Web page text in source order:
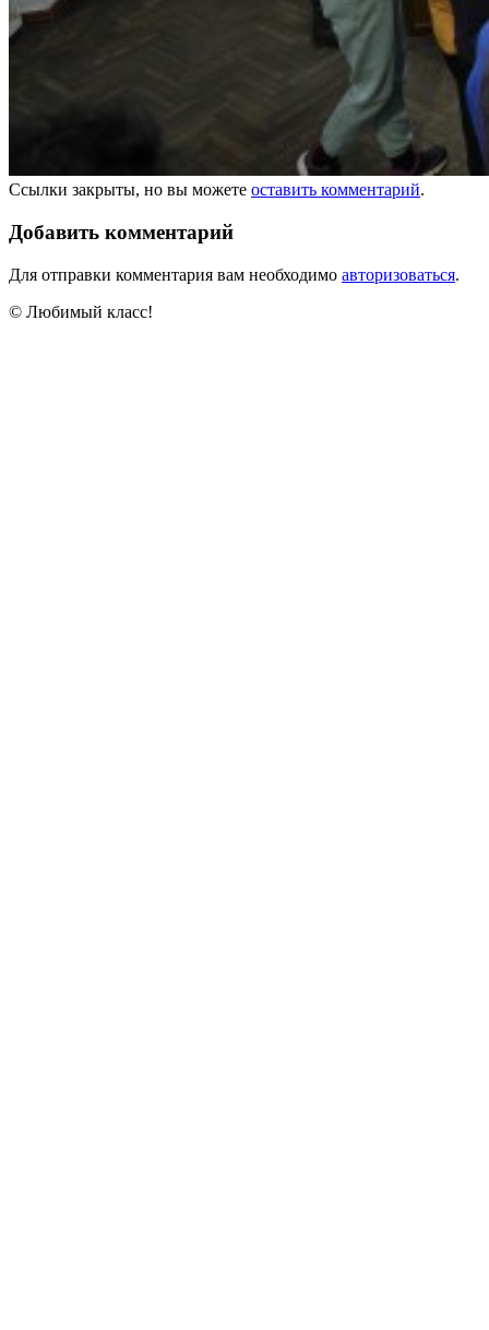
Ссылки закрыты, но вы можете оставить комментарий.
Добавить комментарий
Для отправки комментария вам необходимо авторизоваться.
© Любимый класс!